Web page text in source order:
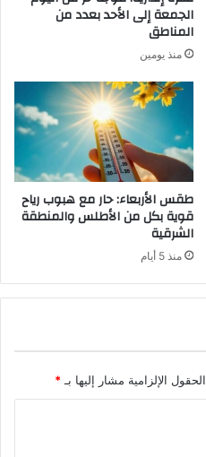
الجمعة إلى الأحد بعدد من
المناطق
منذ يومين
طقس الأربعاء: حار مع هبوب رياح
قوية بكل من الأطلس والمنطقة
الشرقية
منذ 5 أيام
الحقول الإلزامية مشار إليها بـ*